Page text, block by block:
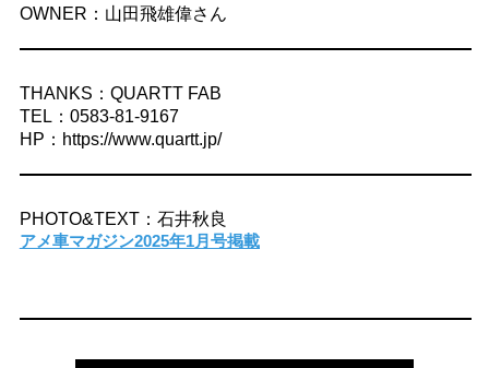
OWNER：山田飛雄偉さん
THANKS：QUARTT FAB
TEL：0583-81-9167
HP：https://www.quartt.jp/
PHOTO&TEXT：石井秋良
アメ車マガジン2025年1月号掲載